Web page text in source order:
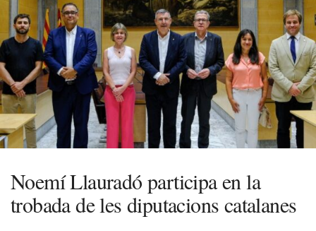
Noemí Llauradó participa en la
trobada de les diputacions catalanes